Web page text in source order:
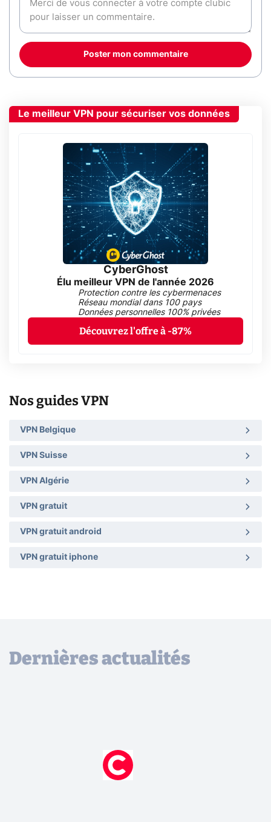
Poster mon commentaire
Le meilleur VPN pour sécuriser vos données
CyberGhost
Élu meilleur VPN de l'année 2026
Protection contre les cybermenaces
Réseau mondial dans 100 pays
Données personnelles 100% privées
Découvrez l'offre à -87%
Nos guides VPN
VPN Belgique
VPN Suisse
VPN Algérie
VPN gratuit
VPN gratuit android
VPN gratuit iphone
Dernières actualités